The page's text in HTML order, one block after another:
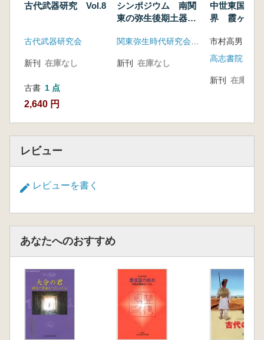
古代武器研究 Vol.8
古代武器研究会
新刊 在庫なし
古書 1 点
2,640 円
シンポジウム 南関
東の弥生後期土器を
関東弥生時代研究会 埼玉弥生土器観会 他
新刊 在庫なし
中世東国の
界 霞ヶ浦・
高志書院
新刊 在庫なし
レビュー
レビューを書く
あなたへのおすすめ